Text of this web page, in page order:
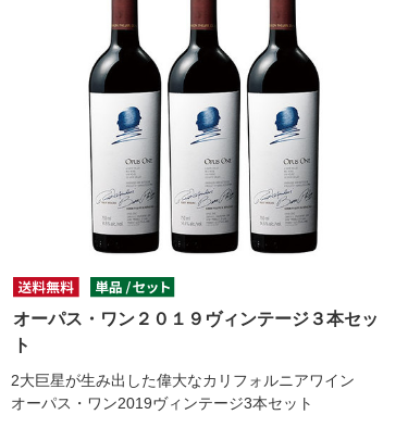
オーパス・ワン２０１９ヴィンテージ３本セッ
ト
2大巨星が生み出した偉大なカリフォルニアワイン
オーパス・ワン2019ヴィンテージ3本セット